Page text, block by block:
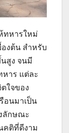
ทหารใหม่
งต้น สำหรับ
สูง จนมี
าร แต่ละ
ใจของ
อนมาเป็น
ลักษณะ
คติที่ดีงาม